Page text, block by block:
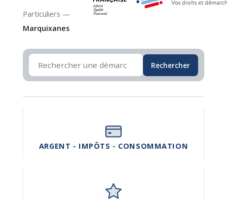
Particuliers —
Marquixanes
Rechercher
ARGENT - IMPÔTS - CONSOMMATION